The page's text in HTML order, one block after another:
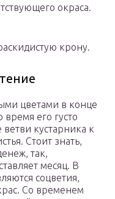
окраса.
крону.
цветами в конце
время его густо
кустарника к
Стоит знать,
так,
месяц. В
соцветия,
Со временем